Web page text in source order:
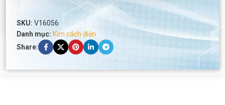
SKU: V16056
Danh mục: Kìm cách điện
Share: